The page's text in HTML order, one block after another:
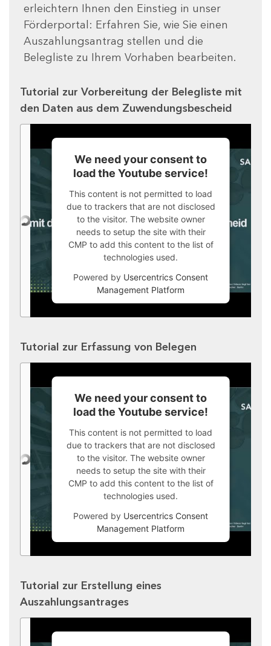
erleichtern Ihnen den Einstieg in unser
Förderportal: Erfahren Sie, wie Sie einen
Auszahlungsantrag stellen und die
Belegliste zu Ihrem Vorhaben bearbeiten.
Tutorial zur Vorbereitung der Belegliste mit
den Daten aus dem Zuwendungsbescheid
We need your consent to
load the Youtube service!
This content is not permitted to load
due to trackers that are not disclosed
to the visitor. The website owner
needs to setup the site with their
CMP to add this content to the list of
technologies used.
Powered by Usercentrics Consent
Management Platform
Tutorial zur Erfassung von Belegen
We need your consent to
load the Youtube service!
This content is not permitted to load
due to trackers that are not disclosed
to the visitor. The website owner
needs to setup the site with their
CMP to add this content to the list of
technologies used.
Powered by Usercentrics Consent
Management Platform
Tutorial zur Erstellung eines
Auszahlungsantrages